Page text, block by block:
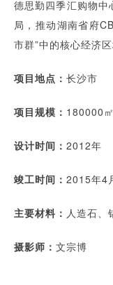
德思勤四季汇购物
局，推动湖南省府
市群”中的核心经济区
项目地点： 长沙市
项目规模： 180000㎡
设计时间： 2012年
竣工时间： 2015年4
主要材料： 人造石、
摄影师： 文宗博